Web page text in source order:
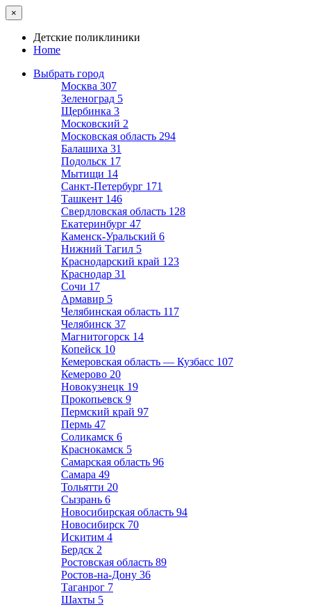
×
Детские поликлиники
Home
Выбрать город
Москва 307
Зеленоград 5
Щербинка 3
Московский 2
Московская область 294
Балашиха 31
Подольск 17
Мытищи 14
Санкт-Петербург 171
Ташкент 146
Свердловская область 128
Екатеринбург 47
Каменск-Уральский 6
Нижний Тагил 5
Краснодарский край 123
Краснодар 31
Сочи 17
Армавир 5
Челябинская область 117
Челябинск 37
Магнитогорск 14
Копейск 10
Кемеровская область — Кузбасс 107
Кемерово 20
Новокузнецк 19
Прокопьевск 9
Пермский край 97
Пермь 47
Соликамск 6
Краснокамск 5
Самарская область 96
Самара 49
Тольятти 20
Сызрань 6
Новосибирская область 94
Новосибирск 70
Искитим 4
Бердск 2
Ростовская область 89
Ростов-на-Дону 36
Таганрог 7
Шахты 5